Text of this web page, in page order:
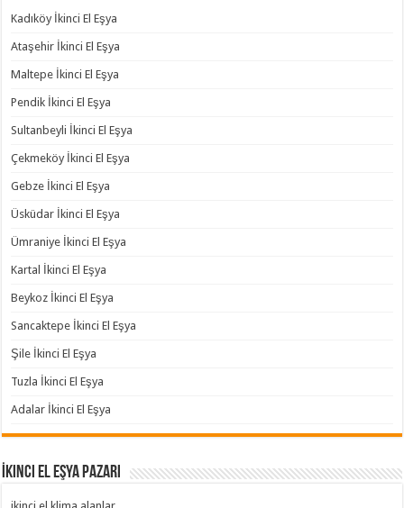
Kadıköy İkinci El Eşya
Ataşehir İkinci El Eşya
Maltepe İkinci El Eşya
Pendik İkinci El Eşya
Sultanbeyli İkinci El Eşya
Çekmeköy İkinci El Eşya
Gebze İkinci El Eşya
Üsküdar İkinci El Eşya
Ümraniye İkinci El Eşya
Kartal İkinci El Eşya
Beykoz İkinci El Eşya
Sancaktepe İkinci El Eşya
Şile İkinci El Eşya
Tuzla İkinci El Eşya
Adalar İkinci El Eşya
İkinci El Eşya Pazarı